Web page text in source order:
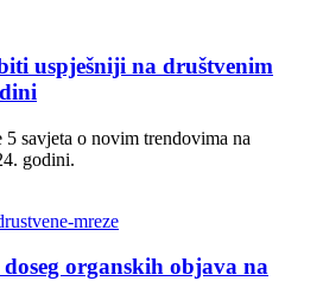
uspješniji na društvenim
savjeta o novim trendovima na
godini.
organskih objava na